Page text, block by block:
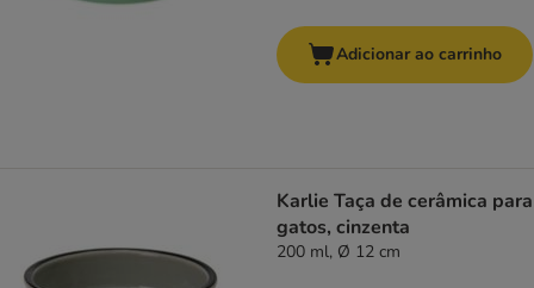
Adicionar ao carrinho
Karlie Taça de cerâmica para
gatos, cinzenta
200 ml, Ø 12 cm